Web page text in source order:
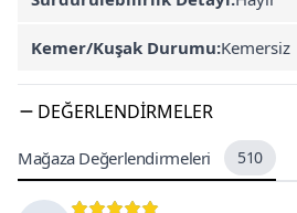
Kemer/Kuşak Durumu:Kemersiz
DEĞERLENDIRMELER
Mağaza Değerlendirmeleri 510